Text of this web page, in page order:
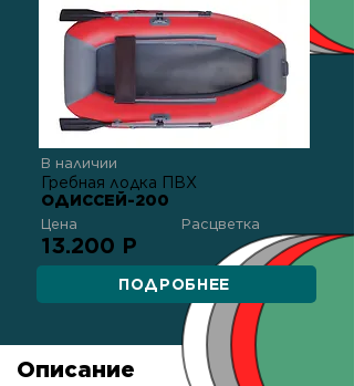
В наличии
Гребная лодка ПВХ
ОДИССЕЙ-200
Цена
13.200 Р
Расцветка
ПОДРОБНЕЕ
Описание